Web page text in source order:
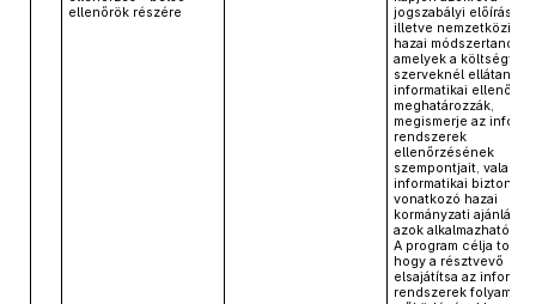
ellenőrök részére
jogszabályi
illetve nemzetközi és
hazai
amelyek a
szerveknél ellátandó
informatikai
meghatározzák,
megismerje az
rendszerek
ellenőrzésének
szempontjait,
informatikai
vonatkozó hazai
kormányzati
azok
A program célja
hogy a résztvevő
elsajátítsa az
rendszerek